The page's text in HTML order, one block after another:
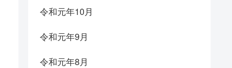
令和元年10月
令和元年9月
令和元年8月